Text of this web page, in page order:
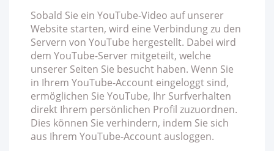
Sobald Sie ein YouTube-Video auf unserer
Website starten, wird eine Verbindung zu den
Servern von YouTube hergestellt. Dabei wird
dem YouTube-Server mitgeteilt, welche
unserer Seiten Sie besucht haben. Wenn Sie
in Ihrem YouTube-Account eingeloggt sind,
ermöglichen Sie YouTube, Ihr Surfverhalten
direkt Ihrem persönlichen Profil zuzuordnen.
Dies können Sie verhindern, indem Sie sich
aus Ihrem YouTube-Account ausloggen.